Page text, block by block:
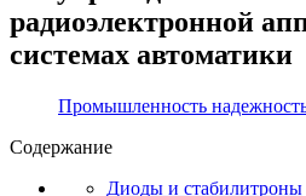
радиоэлектронной
системах автоматики
Промышленность
Содержание
Диоды и стабилитроны